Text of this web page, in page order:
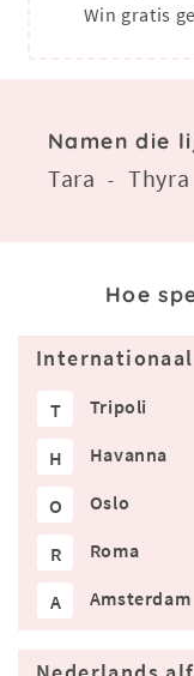
Win gratis
Namen die
Tara -Thyra
Hoe
T Tripoli
H Havanna
O Oslo
R Roma
A Amsterdam